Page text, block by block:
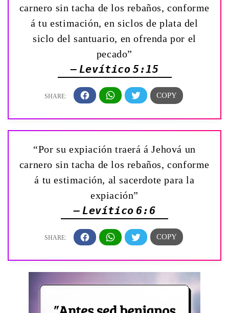
carnero sin tacha de los rebaños, conforme
á tu estimación, en siclos de plata del
siclo del santuario, en ofrenda por el
pecado”
— Levítico 5:15
“Por su expiación traerá á Jehová un
carnero sin tacha de los rebaños, conforme
á tu estimación, al sacerdote para la
expiación”
— Levítico 6:6